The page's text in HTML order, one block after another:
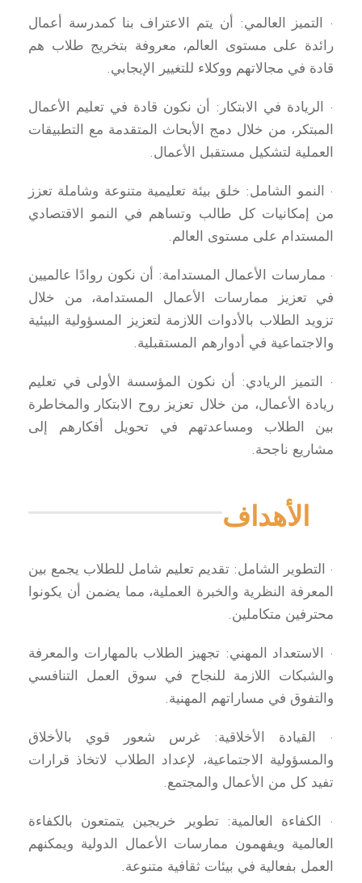
· التميز العالمي: أن يتم الاعتراف بنا كمدرسة أعمال
رائدة على مستوى العالم، معروفة بتخريج طلاب هم
قادة في مجالاتهم ووكلاء للتغيير الإيجابي.
· الريادة في الابتكار: أن نكون قادة في تعليم الأعمال
المبتكر، من خلال دمج الأبحاث المتقدمة مع التطبيقات
العملية لتشكيل مستقبل الأعمال.
· النمو الشامل: خلق بيئة تعليمية متنوعة وشاملة تعزز
من إمكانيات كل طالب وتساهم في النمو الاقتصادي
المستدام على مستوى العالم.
· ممارسات الأعمال المستدامة: أن نكون روادًا عالميين
في تعزيز ممارسات الأعمال المستدامة، من خلال
تزويد الطلاب بالأدوات اللازمة لتعزيز المسؤولية البيئية
والاجتماعية في أدوارهم المستقبلية.
· التميز الريادي: أن نكون المؤسسة الأولى في تعليم
ريادة الأعمال، من خلال تعزيز روح الابتكار والمخاطرة
بين الطلاب ومساعدتهم في تحويل أفكارهم إلى
مشاريع ناجحة.
الأهداف
· التطوير الشامل: تقديم تعليم شامل للطلاب يجمع بين
المعرفة النظرية والخبرة العملية، مما يضمن أن يكونوا
محترفين متكاملين.
· الاستعداد المهني: تجهيز الطلاب بالمهارات والمعرفة
والشبكات اللازمة للنجاح في سوق العمل التنافسي
والتفوق في مساراتهم المهنية.
· القيادة الأخلاقية: غرس شعور قوي بالأخلاق
والمسؤولية الاجتماعية، لإعداد الطلاب لاتخاذ قرارات
تفيد كل من الأعمال والمجتمع.
· الكفاءة العالمية: تطوير خريجين يتمتعون بالكفاءة
العالمية ويفهمون ممارسات الأعمال الدولية ويمكنهم
العمل بفعالية في بيئات ثقافية متنوعة.